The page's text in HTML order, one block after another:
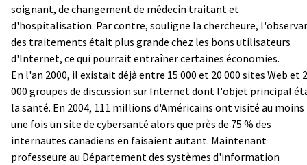
soignant, de changement de médecin traitant et
d'hospitalisation. Par contre, souligne la chercheure,
des traitements était plus grande chez les bons utilisateurs
d'Internet, ce qui pourrait entraîner certaines économies.
En l'an 2000, il existait déjà entre 15 000 et 20 000 sites Web et
000 groupes de discussion sur Internet dont l'objet principal
la santé. En 2004, 111 millions d'Américains ont visité au moins
une fois un site de cybersanté alors que près de 75 % des
internautes canadiens en faisaient autant. Maintenant
professeure au Département des systèmes d'information